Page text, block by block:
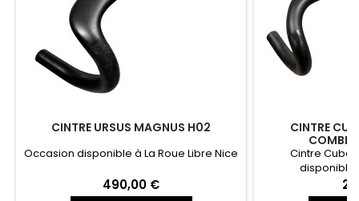
CINTRE URSUS MAGNUS H02
Occasion disponible à La Roue Libre Nice
490,00 €
CINTRE
Cintre Cube
disponible